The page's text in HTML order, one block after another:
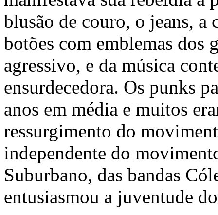
blusão de couro, o jeans, a
botões com emblemas dos
agressivo, e da música
ensurdecedora. Os punks
anos em média e muitos
ressurgimento do
independente do
Suburbano, das bandas
entusiasmou a juventude